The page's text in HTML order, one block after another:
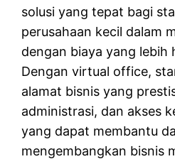
solusi yang tepat bagi
perusahaan kecil dalam
dengan biaya yang lebih
Dengan virtual office,
alamat bisnis yang
administrasi, dan akses
yang dapat membantu
mengembangkan bisnis